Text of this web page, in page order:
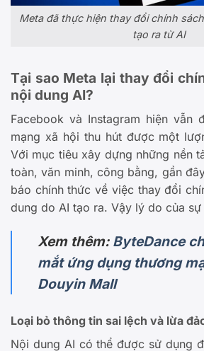
Meta đã thực hiện thay đổi chính
tạo ra từ AI
Tại sao Meta lại thay đổi
nội dung AI?
Facebook và Instagram hiện vẫn
mạng xã hội thu hút được một
Với mục tiêu xây dựng những nền
toàn, văn minh, công bằng, gần
báo chính thức về việc thay đổi
dung do AI tạo ra. Vậy lý do của
Xem thêm: ByteDance
mắt ứng dụng thương
Douyin Mall
Loại bỏ thông tin sai lệch và lừa
Nội dung AI có thể được sử dụng